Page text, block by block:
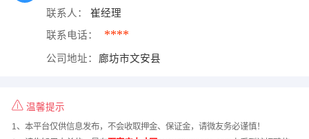
联系人： 崔经理
联系电话： ****
公司地址： 廊坊市文安县
温馨提示
1、本平台仅供信息发布，不会收取押金、保证金，请微友务必谨慎！